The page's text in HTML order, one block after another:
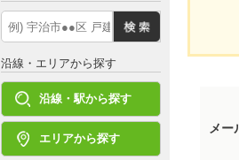
メー
沿線・エリアから探す
沿線・駅から探す
エリアから探す